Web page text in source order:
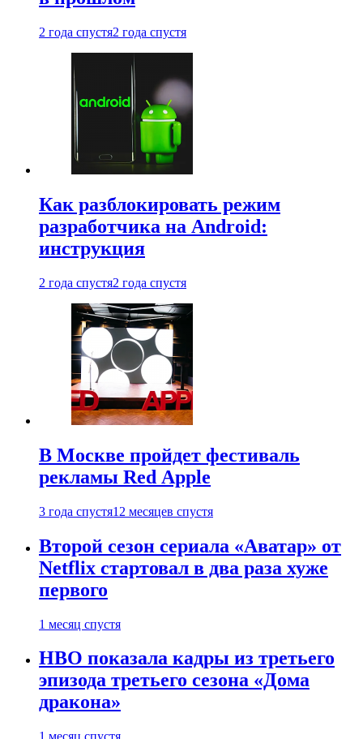
2 года спустя2 года спустя
Как разблокировать режим
разработчика на Android:
инструкция
2 года спустя2 года спустя
В Москве пройдет фестиваль
рекламы Red Apple
3 года спустя12 месяцев спустя
Второй сезон сериала «Аватар» от
Netflix стартовал в два раза хуже
первого
1 месяц спустя
HBO показала кадры из третьего
эпизода третьего сезона «Дома
дракона»